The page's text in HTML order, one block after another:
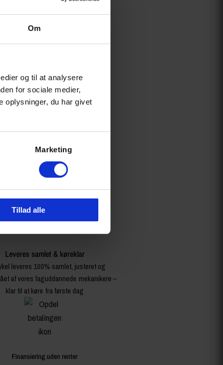
Om
og til at analysere
for sociale medier,
oplysninger, du har givet
Marketing
Tillad alle
Leveres samlet & køreklar
leveres 100% samlet, justeret og
af vores faguddannede mekanikere –
klar til at køre fra første dag
Finansiering uden renter